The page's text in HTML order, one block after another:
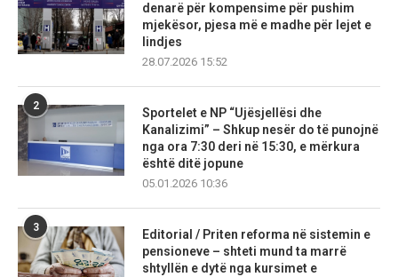
denarë për kompensime për pushim
mjekësor, pjesa më e madhe për lejet e
lindjes
28.07.2026 15:52
2
Sportelet e NP “Ujësjellësi dhe
Kanalizimi” – Shkup nesër do të punojnë
nga ora 7:30 deri në 15:30, e mërkura
është ditë jopune
05.01.2026 10:36
3
Editorial / Priten reforma në sistemin e
pensioneve – shteti mund ta marrë
shtyllën e dytë nga kursimet e